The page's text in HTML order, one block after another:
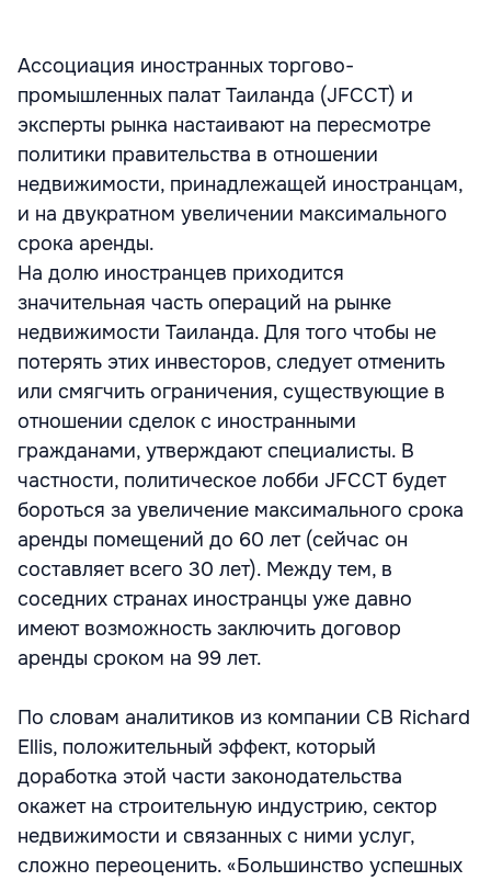
Ассоциация иностранных торгово-
промышленных палат Таиланда (JFCCT) и
эксперты рынка настаивают на пересмотре
политики правительства в отношении
недвижимости, принадлежащей иностранцам,
и на двукратном увеличении максимального
срока аренды.
На долю иностранцев приходится
значительная часть операций на рынке
недвижимости Таиланда. Для того чтобы не
потерять этих инвесторов, следует отменить
или смягчить ограничения, существующие в
отношении сделок с иностранными
гражданами, утверждают специалисты. В
частности, политическое лобби JFCCT будет
бороться за увеличение максимального срока
аренды помещений до 60 лет (сейчас он
составляет всего 30 лет). Между тем, в
соседних странах иностранцы уже давно
имеют возможность заключить договор
аренды сроком на 99 лет.
По словам аналитиков из компании CB Richard
Ellis, положительный эффект, который
доработка этой части законодательства
окажет на строительную индустрию, сектор
недвижимости и связанных с ними услуг,
сложно переоценить. «Большинство успешных